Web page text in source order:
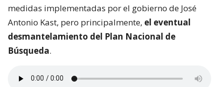
medidas implementadas por el gobierno de José
Antonio Kast, pero principalmente, el eventual
desmantelamiento del Plan Nacional de
Búsqueda.